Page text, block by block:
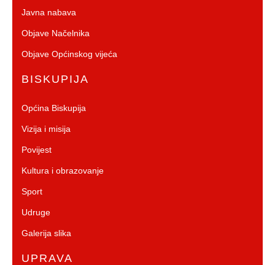
Javna nabava
Objave Načelnika
Objave Općinskog vijeća
BISKUPIJA
Općina Biskupija
Vizija i misija
Povijest
Kultura i obrazovanje
Sport
Udruge
Galerija slika
UPRAVA